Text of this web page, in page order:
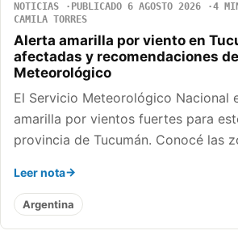
NOTICIAS PUBLICADO 6 AGOSTO 2026
4
CAMILA TORRES
Alerta amarilla por viento en
afectadas y recomendaciones
Meteorológico
El Servicio Meteorológico Nacional
amarilla por vientos fuertes para
provincia de Tucumán. Conocé las
Leer nota
Argentina